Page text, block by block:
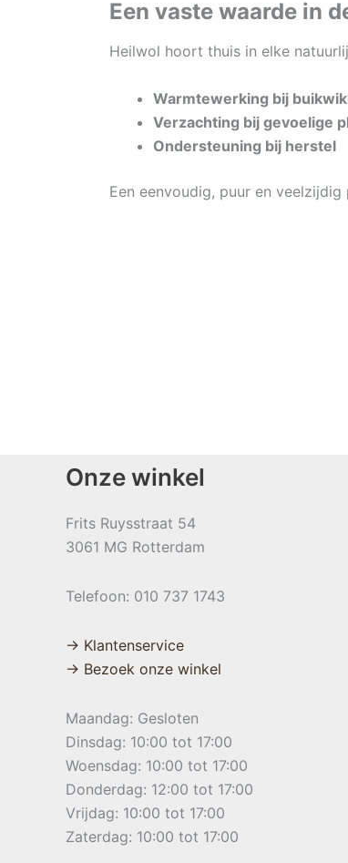
Een vaste waarde in
Heilwol hoort thuis in elke
Warmtewerking bij
Verzachting bij gevoelige
Ondersteuning bij herstel
Een eenvoudig, puur en
Onze winkel
Frits Ruysstraat 54
3061 MG Rotterdam
Telefoon: 010 737 1743
→ Klantenservice
→ Bezoek onze winkel
Maandag: Gesloten
Dinsdag: 10:00 tot 17:00
Woensdag: 10:00 tot 17:00
Donderdag: 12:00 tot 17:00
Vrijdag: 10:00 tot 17:00
Zaterdag: 10:00 tot 17:00